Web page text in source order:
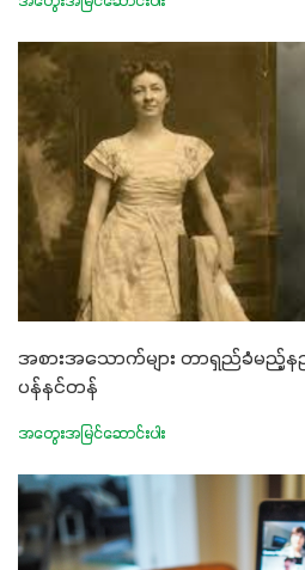
အစားအသောက်များ တာရှည်ခံမည့်
ပန်နင်တန်
အတွေးအမြင်ဆောင်းပါး